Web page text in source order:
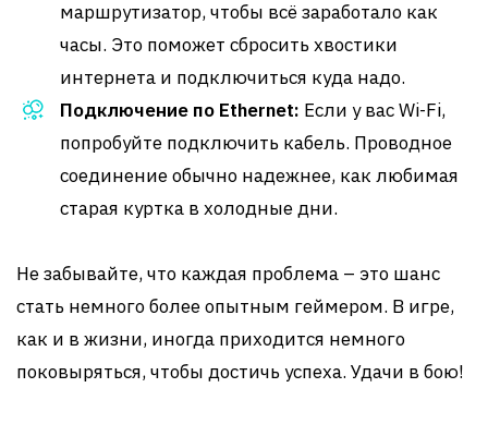
маршрутизатор, чтобы всё заработало как
часы. Это поможет сбросить хвостики
интернета и подключиться куда надо.
Подключение по Ethernet: Если у вас Wi-Fi,
попробуйте подключить кабель. Проводное
соединение обычно надежнее, как любимая
старая куртка в холодные дни.
Не забывайте, что каждая проблема – это шанс
стать немного более опытным геймером. В игре,
как и в жизни, иногда приходится немного
поковыряться, чтобы достичь успеха. Удачи в бою!